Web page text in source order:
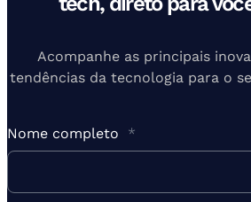
Acompanhe as principais
tendências da tecnologia para o
Nome completo *